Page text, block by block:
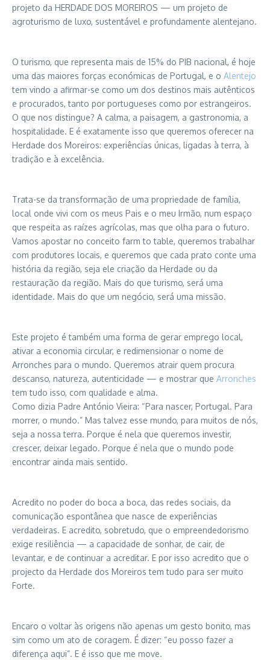
projeto da HERDADE DOS MOREIROS — um projeto de
agroturismo de luxo, sustentável e profundamente alentejano.
O turismo, que representa mais de 15% do PIB nacional, é hoje
uma das maiores forças económicas de Portugal, e o Alentejo
tem vindo a afirmar-se como um dos destinos mais autênticos
e procurados, tanto por portugueses como por estrangeiros.
O que nos distingue? A calma, a paisagem, a gastronomia, a
hospitalidade. E é exatamente isso que queremos oferecer na
Herdade dos Moreiros: experiências únicas, ligadas à terra, à
tradição e à excelência.
Trata-se da transformação de uma propriedade de família,
local onde vivi com os meus Pais e o meu Irmão, num espaço
que respeita as raízes agrícolas, mas que olha para o futuro.
Vamos apostar no conceito farm to table, queremos trabalhar
com produtores locais, e queremos que cada prato conte uma
história da região, seja ele criação da Herdade ou da
restauração da região. Mais do que turismo, será uma
identidade. Mais do que um negócio, será uma missão.
Este projeto é também uma forma de gerar emprego local,
ativar a economia circular, e redimensionar o nome de
Arronches para o mundo. Queremos atrair quem procura
descanso, natureza, autenticidade — e mostrar que Arronches
tem tudo isso, com qualidade e alma.
Como dizia Padre António Vieira: “Para nascer, Portugal. Para
morrer, o mundo.” Mas talvez esse mundo, para muitos de nós,
seja a nossa terra. Porque é nela que queremos investir,
crescer, deixar legado. Porque é nela que o mundo pode
encontrar ainda mais sentido.
Acredito no poder do boca a boca, das redes sociais, da
comunicação espontânea que nasce de experiências
verdadeiras. E acredito, sobretudo, que o empreendedorismo
exige resiliência — a capacidade de sonhar, de cair, de
levantar, e de continuar a acreditar. E por isso acredito que o
projecto da Herdade dos Moreiros tem tudo para ser muito
Forte.
Encaro o voltar às origens não apenas um gesto bonito, mas
sim como um ato de coragem. É dizer: “eu posso fazer a
diferença aqui”. E é isso que me move.